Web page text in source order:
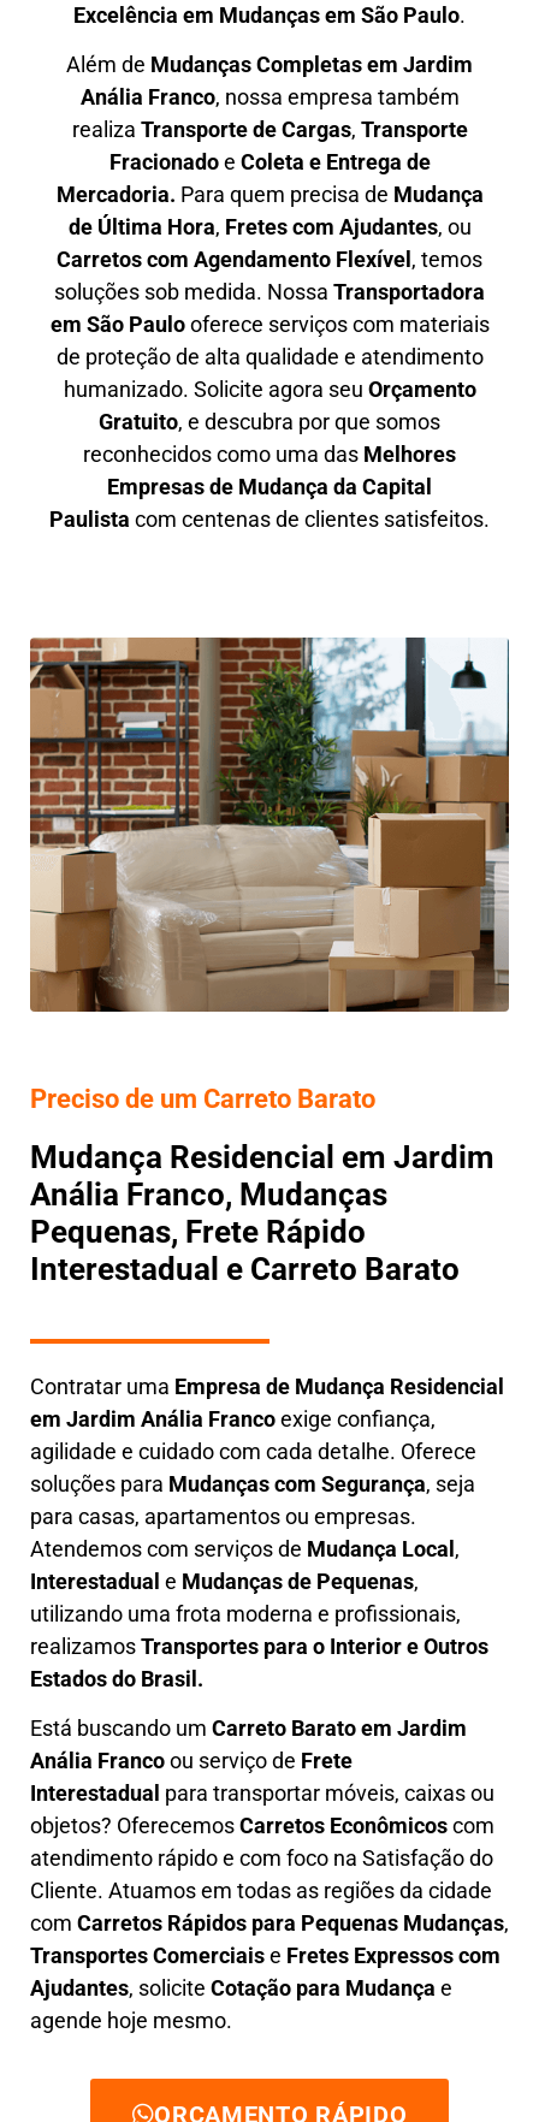
Excelência em Mudanças em São Paulo.
Além de Mudanças Completas em Jardim
Anália Franco, nossa empresa também
realiza Transporte de Cargas, Transporte
Fracionadoe Coleta e Entrega de
Mercadoria. Para quem precisa de Mudança
de Última Hora, Fretes com Ajudantes, ou
Carretos com Agendamento Flexível , temos
soluções sob medida. Nossa Transportadora
em São Paulooferece serviços com materiais
de proteção de alta qualidade e atendimento
humanizado. Solicite agora seu Orçamento
Gratuito, e descubra por que somos
reconhecidos como uma das Melhores
Empresas de Mudança da Capital
Paulista com centenas de clientes satisfeitos.
Preciso de um Carreto Barato
Mudança Residencial em Jardim
Anália Franco, Mudanças
Pequenas, Frete Rápido
Interestadual e Carreto Barato
Contratar uma Empresa de Mudança Residencial
em Jardim Anália Francoexige confiança,
agilidade e cuidado com cada detalhe. Oferece
soluções para Mudanças com Segurança, seja
para casas, apartamentos ou empresas.
Atendemos com serviços de Mudança Local,
Interestadual e Mudanças de Pequenas,
utilizando uma frota moderna e profissionais,
realizamosTransportes para o Interior e Outros
Estados do Brasil.
Está buscando um Carreto Barato em Jardim
Anália Francoou serviço de Frete
Interestadual para transportar móveis, caixas ou
objetos? OferecemosCarretos Econômicoscom
atendimento rápido e com foco na Satisfação do
Cliente. Atuamos em todas as regiões da cidade
com Carretos Rápidos para Pequenas Mudanças,
TransportesComerciaise Fretes Expressos com
Ajudantes, solicite Cotação para Mudança e
agende hoje mesmo.
ORÇAMENTO RÁPIDO